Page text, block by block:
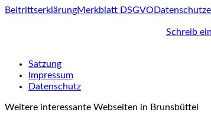
BeitrittserklärungMerkblatt DSGVO
Schreib
Satzung
Impressum
Datenschutz
Weitere interessante Webseiten in Brunsbüttel